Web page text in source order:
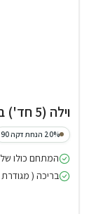
וילה (5 חד') בבית שאן
20% הנחת דקה 90
המתחם כולו
בריכה ( מגודרת